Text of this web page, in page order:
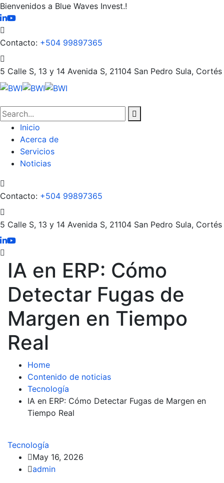
Bienvenidos a Blue Waves Invest.!
Contacto: +504 99897365
5 Calle S, 13 y 14 Avenida S, 21104 San Pedro Sula, Cortés
Inicio
Acerca de
Servicios
Noticias
Contacto: +504 99897365
5 Calle S, 13 y 14 Avenida S, 21104 San Pedro Sula, Cortés
IA en ERP: Cómo
Detectar Fugas de
Margen en Tiempo
Real
Home
Contenido de noticias
Tecnología
IA en ERP: Cómo Detectar Fugas de Margen en
Tiempo Real
Tecnología
May 16, 2026
admin